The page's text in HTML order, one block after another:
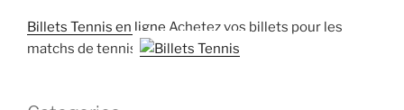
Billets Tennis en ligne Achetez vos billets pour les
matchs de tennis